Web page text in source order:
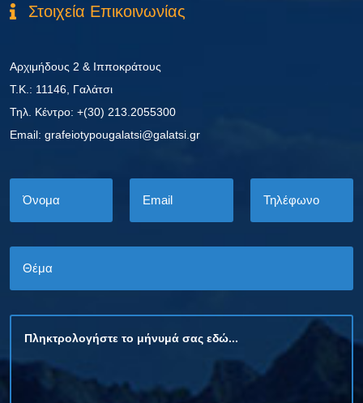
Στοιχεία Επικοινωνίας
Αρχιμήδους 2 & Ιπποκράτους
Τ.Κ.: 11146, Γαλάτσι
Τηλ. Κέντρο: +(30) 213.2055300
Εmail: grafeiotypougalatsi@galatsi.gr